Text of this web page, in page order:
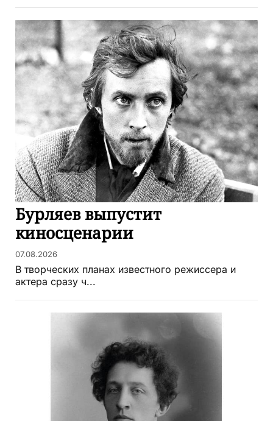
Бурляев выпустит
киносценарии
07.08.2026
В творческих планах известного режиссера и
актера сразу ч...